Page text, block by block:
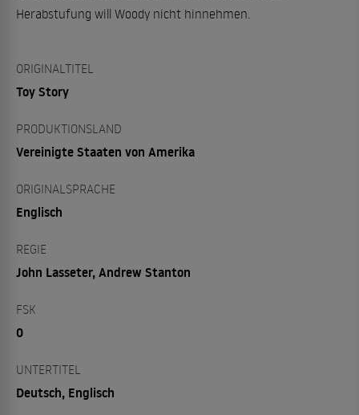
Herabstufung will Woody nicht hinnehmen.
ORIGINALTITEL
Toy Story
PRODUKTIONSLAND
Vereinigte Staaten von Amerika
ORIGINALSPRACHE
Englisch
REGIE
John Lasseter, Andrew Stanton
FSK
0
UNTERTITEL
Deutsch, Englisch